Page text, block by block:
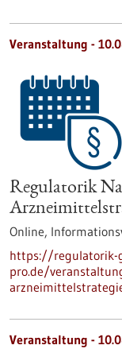
Veranstaltung -
Regulatorik
Online,
https://regulatorik-
pro.de/
Veranstaltung -